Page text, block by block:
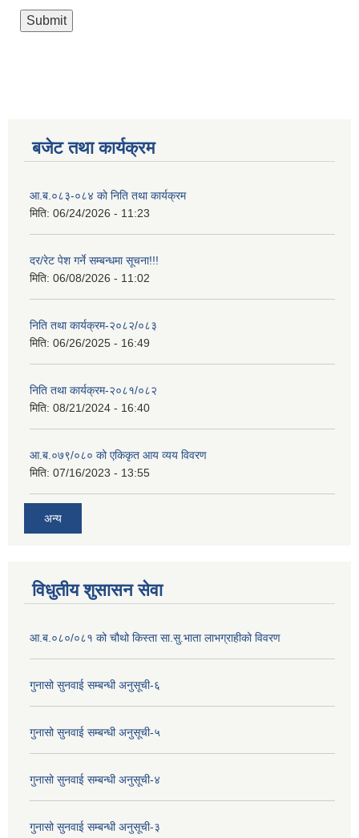
बजेट तथा कार्यक्रम
आ.ब.०८३-०८४ काे निति तथा कार्यक्रम
मिति: 06/24/2026 - 11:23
दर/रेट पेश गर्ने सम्बन्धमा सूचना!!!
मिति: 06/08/2026 - 11:02
निति तथा कार्यक्रम-२०८२/०८३
मिति: 06/26/2025 - 16:49
निति तथा कार्यक्रम-२०८१/०८२
मिति: 08/21/2024 - 16:40
आ.ब.०७९/०८० को एकिकृत आय व्यय विवरण
मिति: 07/16/2023 - 13:55
अन्य
विधुतीय शुसासन सेवा
आ.ब.०८०/०८१ को चौथो किस्ता सा.सु.भाता लाभग्राहीको विवरण
गुनासो सुनवाई सम्बन्धी अनुसूची-६
गुनासो सुनवाई सम्बन्धी अनुसूची-५
गुनासो सुनवाई सम्बन्धी अनुसूची-४
गुनासो सुनवाई सम्बन्धी अनुसूची-३